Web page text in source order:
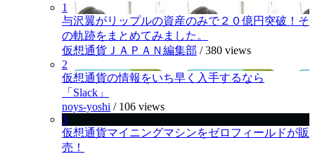
1
与沢翼がリップルの資産のみで２０億円突破！そ
の軌跡をまとめてみました。
仮想通貨ＪＡＰＡＮ編集部 /380 views
2
仮想通貨の情報をいち早く入手するなら
「Slack」
noys-yoshi / 106 views
3
仮想通貨マイニングマシンをゼロフィールドが販
売！